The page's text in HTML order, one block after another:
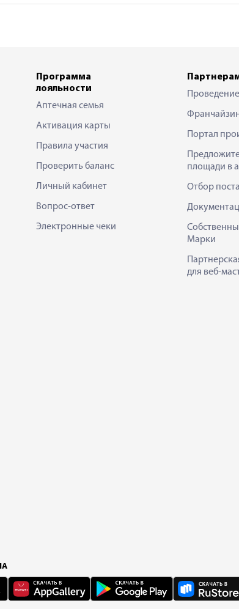
Программа
лояльности
Аптечная семья
Активация карты
Правила участия
Проверить баланс
Личный кабинет
Вопрос-ответ
Электронные чеки
Портал
площади в
Отбор
Марки
для веб-